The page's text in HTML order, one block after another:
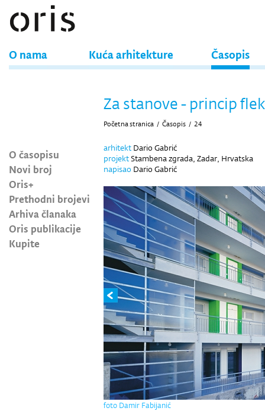
O nama Kuća arhitekture Časopis
O časopisu
Novi broj
Oris+
Prethodni brojevi
Arhiva članaka
Oris publikacije
Kupite
Za stanove - princip
Početna stranica / Časopis / 24
arhitekt Dario Gabrić
projektStambena zgrada, Zadar, Hrvatska
napisao Dario Gabrić
foto Damir Fabijanić